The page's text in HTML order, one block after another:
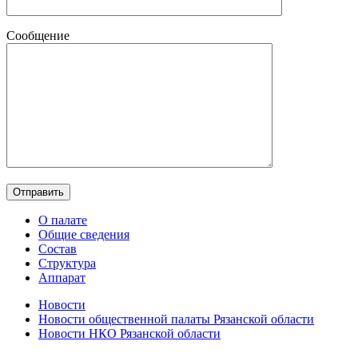
Сообщение
О палате
Общие сведения
Состав
Структура
Аппарат
Новости
Новости общественной палаты Рязанской области
Новости НКО Рязанской области